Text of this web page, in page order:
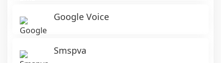
Google Voice
Smspva